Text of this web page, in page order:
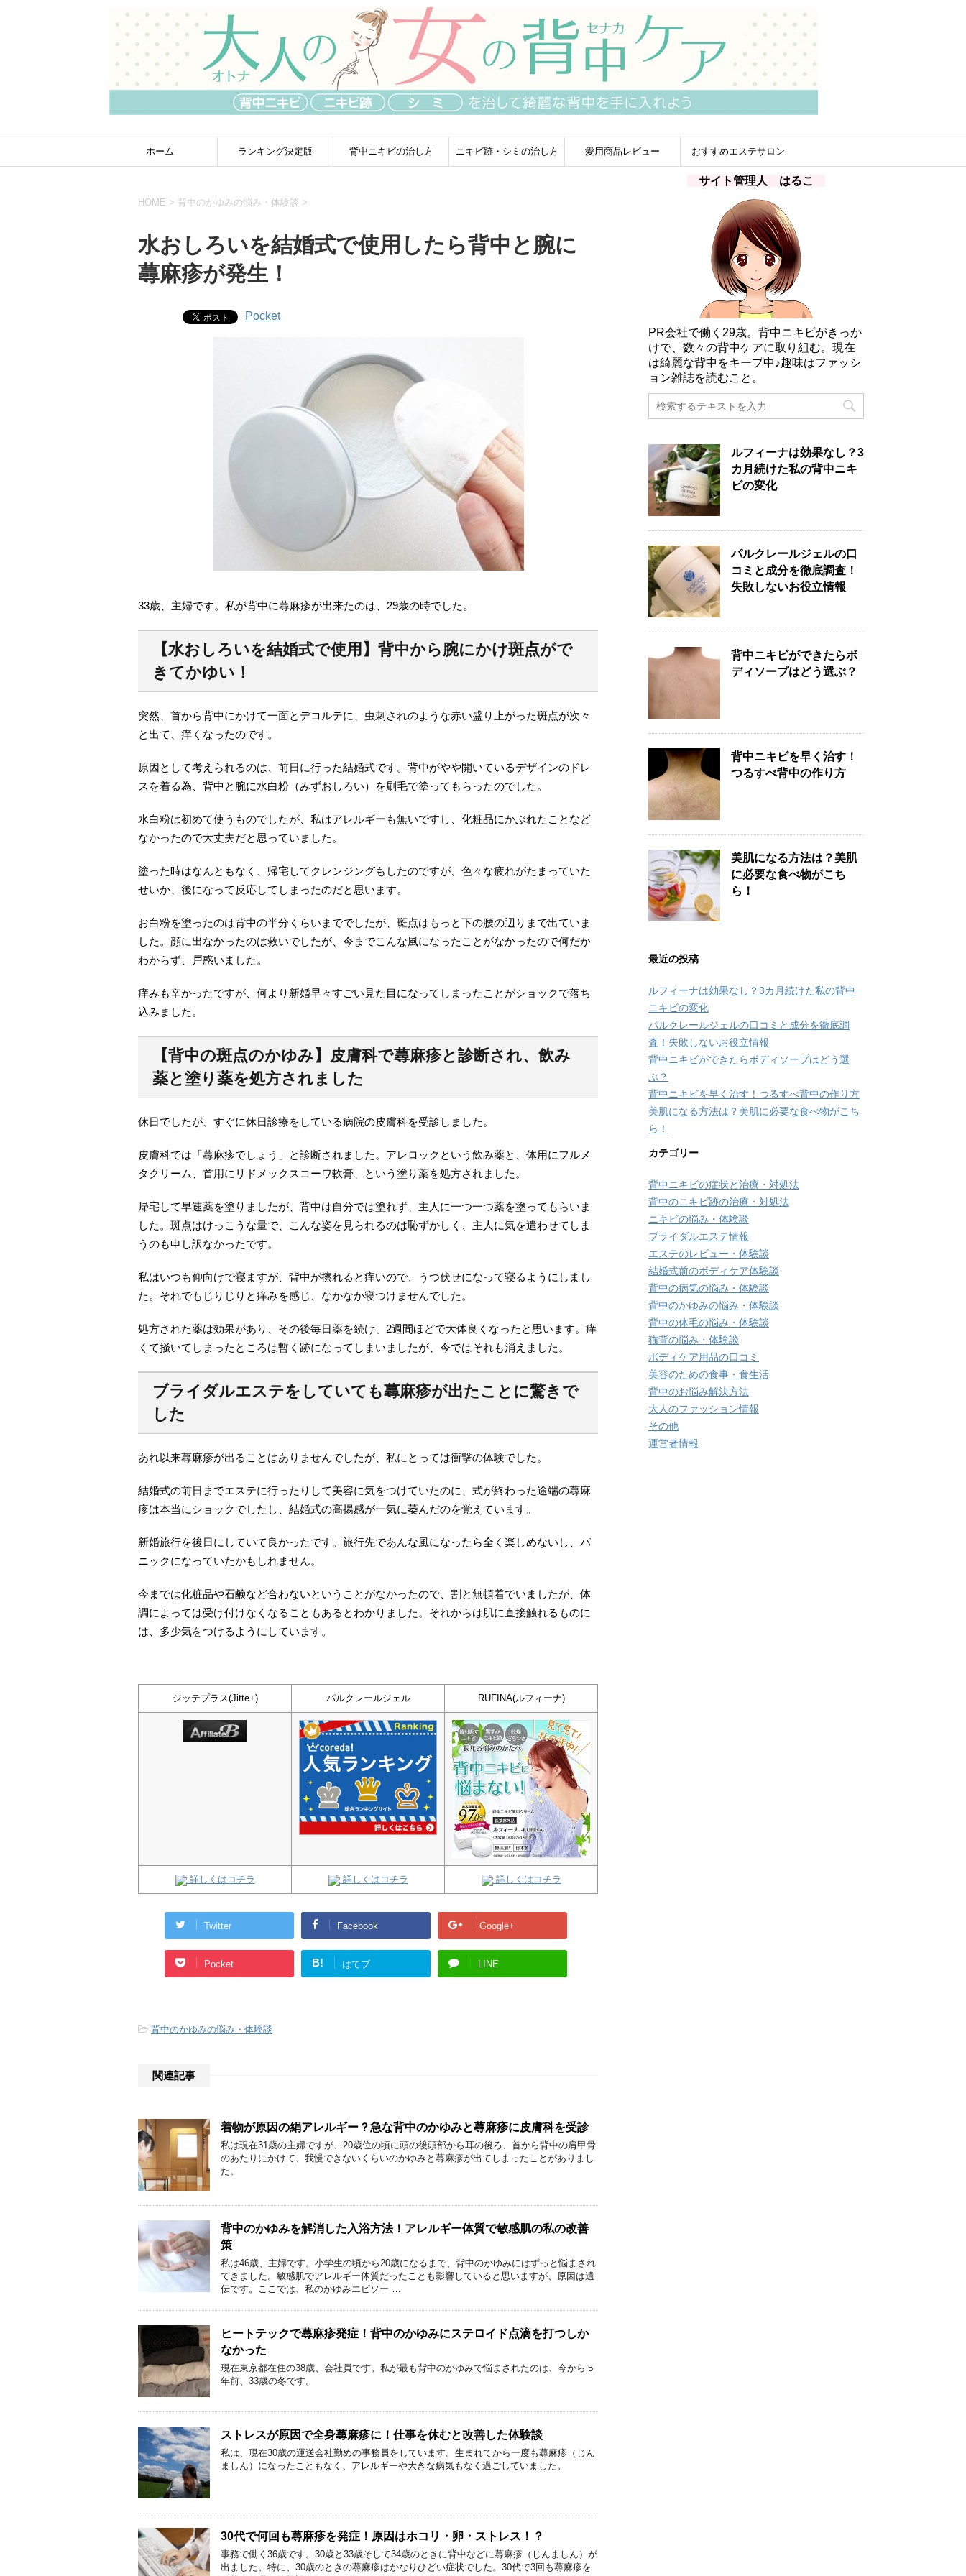
ホーム ランキング決定版 背中ニキビの治し方 ニキビ跡・シミの治し方 愛用商品レビュー おすすめエステサロン
HOME > 背中のかゆみの悩み・体験談 >
水おしろいを結婚式で使用したら背中と腕に
蕁麻疹が発生！
Pocket
33歳、主婦です。私が背中に蕁麻疹が出来たのは、29歳の時でした。
【水おしろいを結婚式で使用】背中から腕にかけ斑点がで
きてかゆい！
突然、首から背中にかけて一面とデコルテに、虫刺されのような赤い盛り上がった斑点が次々
と出て、痒くなったのです。
原因として考えられるのは、前日に行った結婚式です。背中がやや開いているデザインのドレ
スを着る為、背中と腕に水白粉（みずおしろい）を刷毛で塗ってもらったのでした。
水白粉は初めて使うものでしたが、私はアレルギーも無いですし、化粧品にかぶれたことなど
なかったので大丈夫だと思っていました。
塗った時はなんともなく、帰宅してクレンジングもしたのですが、色々な疲れがたまっていた
せいか、後になって反応してしまったのだと思います。
お白粉を塗ったのは背中の半分くらいまででしたが、斑点はもっと下の腰の辺りまで出ていま
した。顔に出なかったのは救いでしたが、今までこんな風になったことがなかったので何だか
わからず、戸惑いました。
痒みも辛かったですが、何より新婚早々すごい見た目になってしまったことがショックで落ち
込みました。
【背中の斑点のかゆみ】皮膚科で蕁麻疹と診断され、飲み
薬と塗り薬を処方されました
休日でしたが、すぐに休日診療をしている病院の皮膚科を受診しました。
皮膚科では「蕁麻疹でしょう」と診断されました。アレロックという飲み薬と、体用にフルメ
タクリーム、首用にリドメックスコーワ軟膏、という塗り薬を処方されました。
帰宅して早速薬を塗りましたが、背中は自分では塗れず、主人に一つ一つ薬を塗ってもらいま
した。斑点はけっこうな量で、こんな姿を見られるのは恥ずかしく、主人に気を遣わせてしま
うのも申し訳なかったです。
私はいつも仰向けで寝ますが、背中が擦れると痒いので、うつ伏せになって寝るようにしまし
た。それでもじりじりと痒みを感じ、なかなか寝つけませんでした。
処方された薬は効果があり、その後毎日薬を続け、2週間ほどで大体良くなったと思います。痒
くて掻いてしまったところは暫く跡になってしまいましたが、今ではそれも消えました。
ブライダルエステをしていても蕁麻疹が出たことに驚きで
した
あれ以来蕁麻疹が出ることはありませんでしたが、私にとっては衝撃の体験でした。
結婚式の前日までエステに行ったりして美容に気をつけていたのに、式が終わった途端の蕁麻
疹は本当にショックでしたし、結婚式の高揚感が一気に萎んだのを覚えています。
新婚旅行を後日にしていて良かったです。旅行先であんな風になったら全く楽しめないし、パ
ニックになっていたかもしれません。
今までは化粧品や石鹸など合わないということがなかったので、割と無頓着でいましたが、体
調によっては受け付けなくなることもあるとわかりました。それからは肌に直接触れるものに
は、多少気をつけるようにしています。
ジッテプラス(Jitte+) パルクレールジェル RUFINA(ルフィーナ)
詳しくはコチラ 詳しくはコチラ 詳しくはコチラ
Twitter Facebook Google+
Pocket B! はてブ LINE
-背中のかゆみの悩み・体験談
関連記事
着物が原因の絹アレルギー？急な背中のかゆみと蕁麻疹に皮膚科を受診
私は現在31歳の主婦ですが、20歳位の頃に頭の後頭部から耳の後ろ、首から背中の肩甲骨
のあたりにかけて、我慢できないくらいのかゆみと蕁麻疹が出てしまったことがありまし
た。
背中のかゆみを解消した入浴方法！アレルギー体質で敏感肌の私の改善
策
私は46歳、主婦です。小学生の頃から20歳になるまで、背中のかゆみにはずっと悩まされ
てきました。敏感肌でアレルギー体質だったことも影響していると思いますが、原因は遺
伝です。ここでは、私のかゆみエピソー …
ヒートテックで蕁麻疹発症！背中のかゆみにステロイド点滴を打つしか
なかった
現在東京都在住の38歳、会社員です。私が最も背中のかゆみで悩まされたのは、今から５
年前、33歳の冬です。
ストレスが原因で全身蕁麻疹に！仕事を休むと改善した体験談
私は、現在30歳の運送会社勤めの事務員をしています。生まれてから一度も蕁麻疹（じん
ましん）になったこともなく、アレルギーや大きな病気もなく過ごしていました。
30代で何回も蕁麻疹を発症！原因はホコリ・卵・ストレス！？
事務で働く36歳です。30歳と33歳そして34歳のときに背中などに蕁麻疹（じんましん）が
出ました。特に、30歳のときの蕁麻疹はかなりひどい症状でした。30代で3回も蕁麻疹を
サイト管理人 はるこ
PR会社で働く29歳。背中ニキビがきっか
けで、数々の背中ケアに取り組む。現在
は綺麗な背中をキープ中♪趣味はファッシ
ョン雑誌を読むこと。
ルフィーナは効果なし？3
カ月続けた私の背中ニキ
ビの変化
パルクレールジェルの口
コミと成分を徹底調査！
失敗しないお役立情報
背中ニキビができたらボ
ディソープはどう選ぶ？
背中ニキビを早く治す！
つるすべ背中の作り方
美肌になる方法は？美肌
に必要な食べ物がこち
ら！
最近の投稿
ルフィーナは効果なし？3カ月続けた私の背中
ニキビの変化
パルクレールジェルの口コミと成分を徹底調
査！失敗しないお役立情報
背中ニキビができたらボディソープはどう選
ぶ？
背中ニキビを早く治す！つるすべ背中の作り方
美肌になる方法は？美肌に必要な食べ物がこち
ら！
カテゴリー
背中ニキビの症状と治療・対処法
背中のニキビ跡の治療・対処法
ニキビの悩み・体験談
ブライダルエステ情報
エステのレビュー・体験談
結婚式前のボディケア体験談
背中の病気の悩み・体験談
背中のかゆみの悩み・体験談
背中の体毛の悩み・体験談
猫背の悩み・体験談
ボディケア用品の口コミ
美容のための食事・食生活
背中のお悩み解決方法
大人のファッション情報
その他
運営者情報